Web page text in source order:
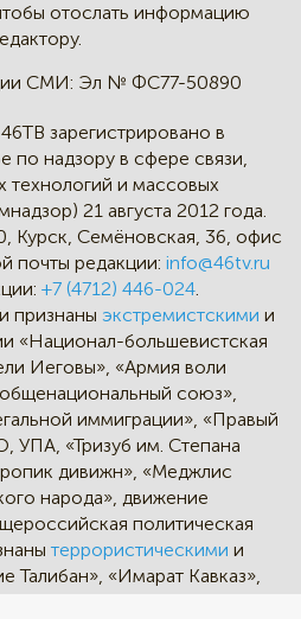
отослать информацию
СМИ: Эл № ФС77-50890
зарегистрировано в
по надзору в сфере связи,
и массовых
21 августа 2012 года.
Курск, Семёновская, 36, офис
почты редакции: info@46tv.ru
+7 (4712) 446-024.
признаныэкстремистскими и
«Национал-большевистская
Иеговы», «Армия воли
союз»,
иммиграции», «Правый
УПА, «Тризуб им. Степана
дивижн», «Меджлис
народа», движение
политическая
террористическими и
Талибан», «Имарат Кавказ»,